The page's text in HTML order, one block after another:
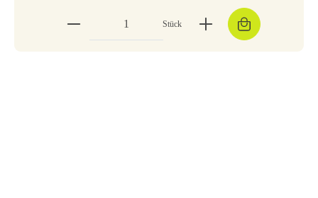
Stück